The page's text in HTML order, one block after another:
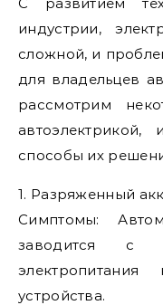
индустрии,
сложной, и
для владельцев
рассмотрим
способы их
1. Разряженный
Симптомы:
заводится с
устройства.